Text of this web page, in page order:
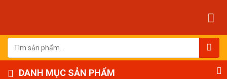
dung
Tìm
kiếm:
DANH MỤC SẢN PHẨM